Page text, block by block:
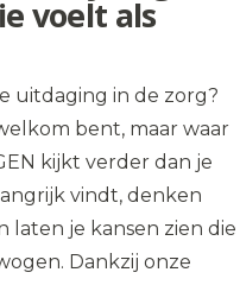
voelt als
uitdaging in de zorg?
bent, maar waar
kijkt verder dan je
vindt, denken
laten je kansen zien die
Dankzij onze